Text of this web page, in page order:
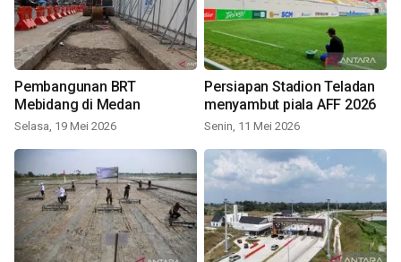
Pembangunan BRT
Mebidang di Medan
Selasa, 19 Mei 2026
Persiapan Stadion Teladan
menyambut piala AFF 2026
Senin, 11 Mei 2026